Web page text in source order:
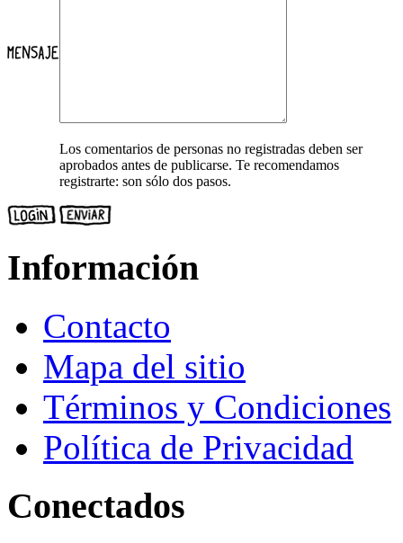
Los comentarios de personas no registradas deben ser
aprobados antes de publicarse. Te recomendamos
registrarte: son sólo dos pasos.
Información
Contacto
Mapa del sitio
Términos y Condiciones
Política de Privacidad
Conectados